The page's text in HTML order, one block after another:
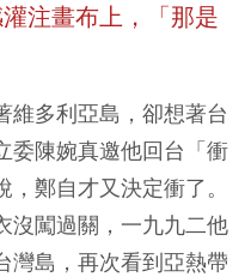
注畫布上，「那是
維多利亞島，卻想著台
陳婉真邀他回台「衝
鄭自才又決定衝了。
沒闖過關，一九九二他
灣島，再次看到亞熱帶